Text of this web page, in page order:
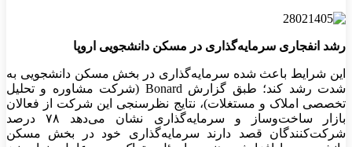
رشد انفجاری سرمایه‌گذاری در مسکن دانشجویی اروپا
این شرایط باعث شده سرمایه‌گذاری در بخش مسکن دانشجویی به
شدت رشد کند؛ طبق گزارش Bonard (شرکت مشاوره و تحلیل
تخصصی املاک و مستغلات)، نتایج نظرسنجی این شرکت از فعالان
بازار ساخت‌وساز و سرمایه‌گذاری نشان می‌دهد ۷۸ درصد
شرکت‌کنندگان قصد دارند سرمایه‌گذاری خود در بخش مسکن